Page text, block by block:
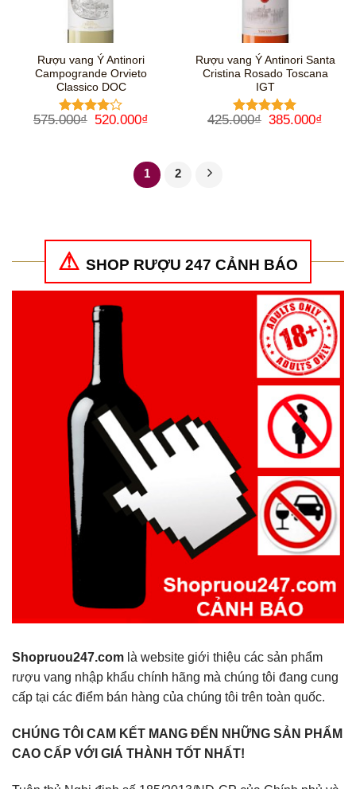
Rượu vang Ý Antinori
Campogrande Orvieto
Classico DOC
Được
575.000₫ Giá
575.000₫.
520.000₫
là:
520.000₫.
Rượu vang Ý Antinori Santa
Cristina Rosado Toscana
IGT
Được xếp
425.000₫ Giá
385.000₫
1 2
SHOP RƯỢU 247 CẢNH BÁO
Shopruou247.com là website giới thiệu các sản phẩm
rượu vang nhập khẩu chính hãng mà chúng tôi đang cung
cấp tại các điểm bán hàng của chúng tôi trên toàn quốc.
CHÚNG TÔI CAM KẾT MANG ĐẾN NHỮNG SẢN PHẨM
CAO CẤP VỚI GIÁ THÀNH TỐT NHẤT!